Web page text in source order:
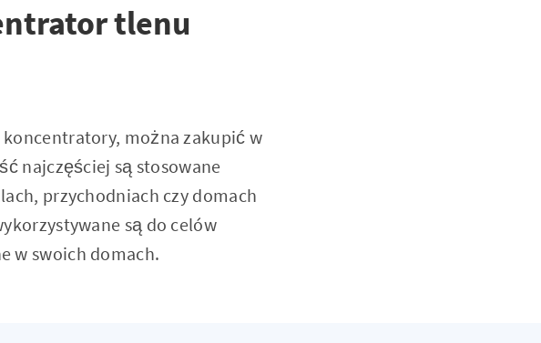
tlenu
można zakupić w
najczęściej są stosowane
przychodniach czy domach
są do celów
w swoich domach.